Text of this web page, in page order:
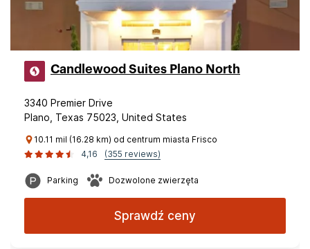
Candlewood Suites Plano North
3340 Premier Drive
Plano, Texas 75023, United States
10.11 mil (16.28 km) od centrum miasta Frisco
4,16
(355 reviews)
Parking Dozwolone zwierzęta
Sprawdź ceny